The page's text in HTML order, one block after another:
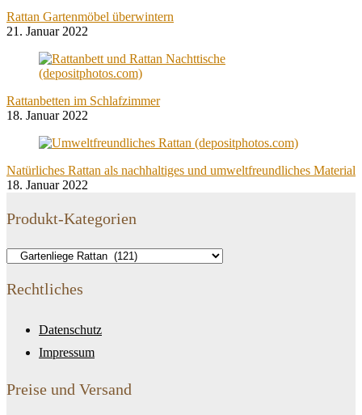
Rattan Gartenmöbel überwintern
21. Januar 2022
Rattanbetten im Schlafzimmer
18. Januar 2022
Natürliches Rattan als nachhaltiges und umweltfreundliches Material
18. Januar 2022
Produkt-Kategorien
Rechtliches
Datenschutz
Impressum
Preise und Versand